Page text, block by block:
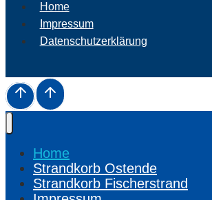
Home
Impressum
Datenschutzerklärung
Home
Strandkorb Ostende
Strandkorb Fischerstrand